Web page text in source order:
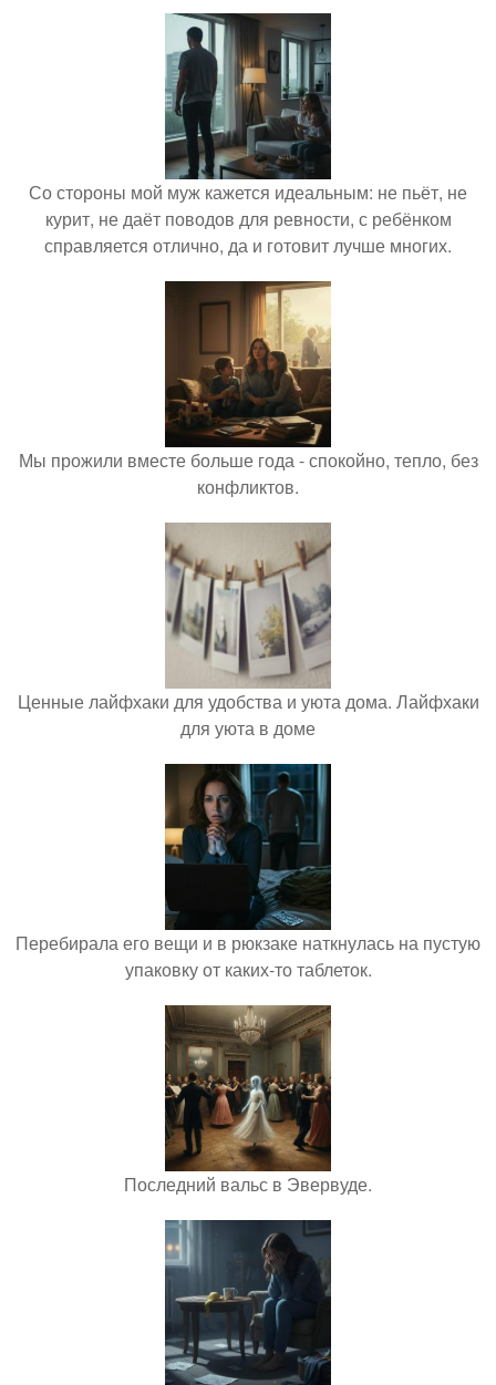
Со стороны мой муж кажется идеальным: не пьёт, не
курит, не даёт поводов для ревности, с ребёнком
справляется отлично, да и готовит лучше многих.
Мы прожили вместе больше года - спокойно, тепло, без
конфликтов.
Ценные лайфхаки для удобства и уюта дома. Лайфхаки
для уюта в доме
Перебирала его вещи и в рюкзаке наткнулась на пустую
упаковку от каких-то таблеток.
Последний вальс в Эвервуде.